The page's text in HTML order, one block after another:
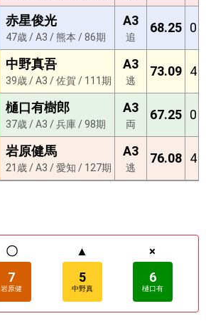
赤星俊光
47歳 / A3 / 熊本 / 86期
A3
追
68.25 0
中野真吾
39歳 / A3 / 佐賀 / 111期
A3
逃
73.09 4
樋口有樹郎
37歳 / A3 / 兵庫 / 98期
A3
両
67.25 0
岩原健馬
21歳 / A3 / 愛知 / 127期
A3
逃
76.08 4
〇
7
岩原健
▲
5
中野真
×
6
樋口有